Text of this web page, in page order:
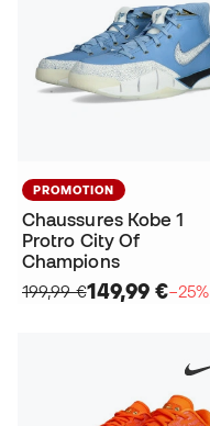
PROMOTION
Chaussures Kobe 1
Protro City Of
Champions
199,99 €149,99 €−25%